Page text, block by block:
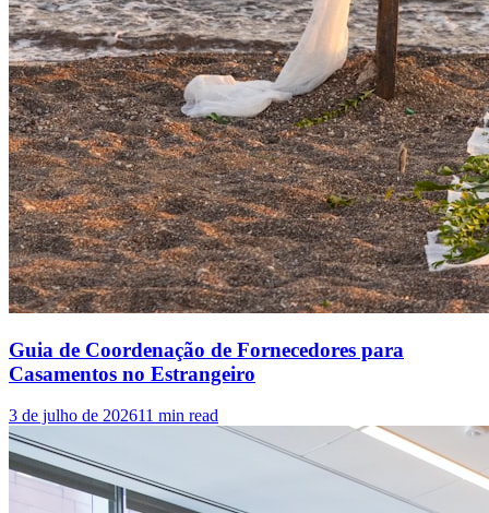
Guia de Coordenação de Fornecedores para
Casamentos no Estrangeiro
3 de julho de 202611 min read